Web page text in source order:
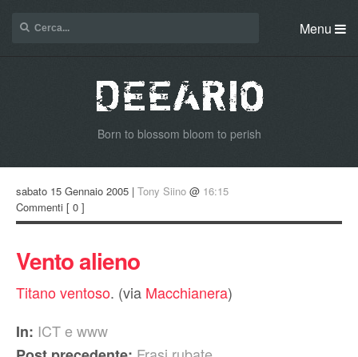
Menu
Born to blossom bloom to perish
sabato 15 Gennaio 2005 | Tony Siino @ 16:15
Commenti [ 0 ]
Vento alieno
Titano ventoso. (via Macchianera)
In: ICT e www